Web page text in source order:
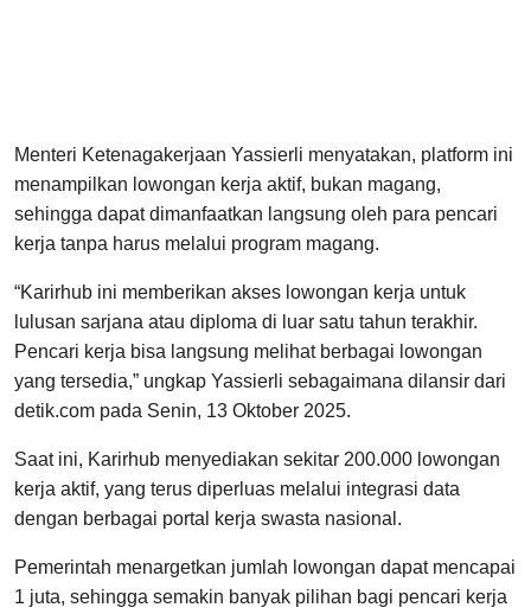
Menteri Ketenagakerjaan Yassierli menyatakan, platform ini
menampilkan lowongan kerja aktif, bukan magang,
sehingga dapat dimanfaatkan langsung oleh para pencari
kerja tanpa harus melalui program magang.
“Karirhub ini memberikan akses lowongan kerja untuk
lulusan sarjana atau diploma di luar satu tahun terakhir.
Pencari kerja bisa langsung melihat berbagai lowongan
yang tersedia,” ungkap Yassierli sebagaimana dilansir dari
detik.com pada Senin, 13 Oktober 2025.
Saat ini, Karirhub menyediakan sekitar 200.000 lowongan
kerja aktif, yang terus diperluas melalui integrasi data
dengan berbagai portal kerja swasta nasional.
Pemerintah menargetkan jumlah lowongan dapat mencapai
1 juta, sehingga semakin banyak pilihan bagi pencari kerja